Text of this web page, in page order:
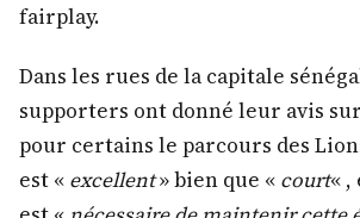
fairplay.
Dans les rues de la capitale
supporters ont donné leur avis
pour certains le parcours des
est « excellent» bien que « court« ,